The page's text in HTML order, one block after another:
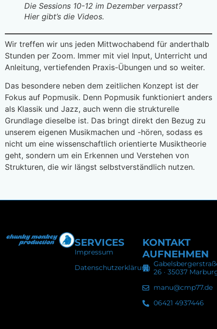
Die Sessions 10-12 im Dezember verpasst?
Hier gibt’s die Videos.
Wir treffen wir uns jeden Mittwochabend für anderthalb
Stunden per Zoom. Immer mit viel Input, Unterricht und
Anleitung, vertiefenden Praxis-Übungen und so weiter.
Das besondere neben dem zeitlichen Konzept ist der
Fokus auf Popmusik. Denn Popmusik funktioniert anders
als Klassik und Jazz, auch wenn die strukturelle
Grundlage dieselbe ist. Das bringt direkt den Bezug zu
unserem eigenen Musikmachen und -hören, sodass es
nicht um eine wissenschaftlich orientierte Musiktheorie
geht, sondern um ein Erkennen und Verstehen von
Strukturen, die wir längst selbstverständlich nutzen.
SERVICES
Impressum
Datenschutzerklärung
KONTAKT
AUFNEHMEN
26 · 35037
manu@cmp77.de
06421 4937446